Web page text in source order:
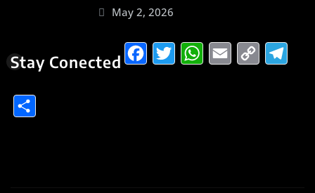
May 2, 2026
Stay Conected Facebook
Twitter
WhatsApp
Email
Copy